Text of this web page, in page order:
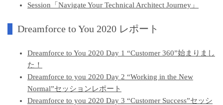
Session「Navigate Your Technical Architect Journey」
Dreamforce to You 2020 レポート
Dreamforce to You 2020 Day 1 “Customer 360”始まりまし
た！
Dreamforce to you 2020 Day 2 “Working in the New
Normal”セッションレポート
Dreamforce to you 2020 Day 3 “Customer Success”セッシ